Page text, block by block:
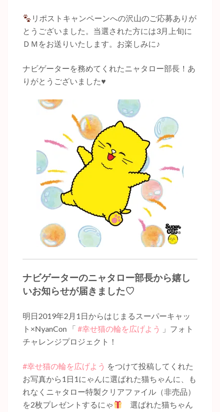
リポストキャンペーンへの沢山のご応募ありが
とうございました。当選された方には3月上旬に
ＤＭをお送りいたします。お楽しみに♪
ナビゲーターを務めてくれたニャタロー部長！あ
りがとうございました♥
ナビゲーターのニャタロー部長から嬉し
いお知らせが届きました♡
明日2019年2月1日からはじまるスーパーキャッ
ト×NyanCon 「 #幸せ猫の輪を広げよう
」フォト
チャレンジプロジェクト！
#幸せ猫の輪を広げよう をつけて投稿してくれた
お写真から1日1にゃんに選ばれた猫ちゃんに、も
れなくニャタロー特製クリアファイル（非売品）
を2枚プレゼントするにゃ
選ばれた猫ちゃん